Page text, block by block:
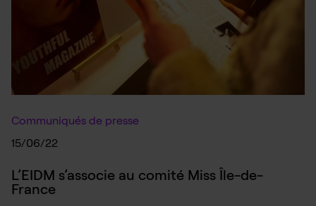
Communiqués de presse
15/06/22
L’EIDM s’associe au comité Miss Île-de-
France